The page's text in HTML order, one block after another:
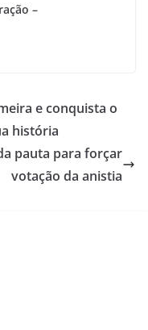
–
e conquista o
história
pauta para forçar
votação da anistia